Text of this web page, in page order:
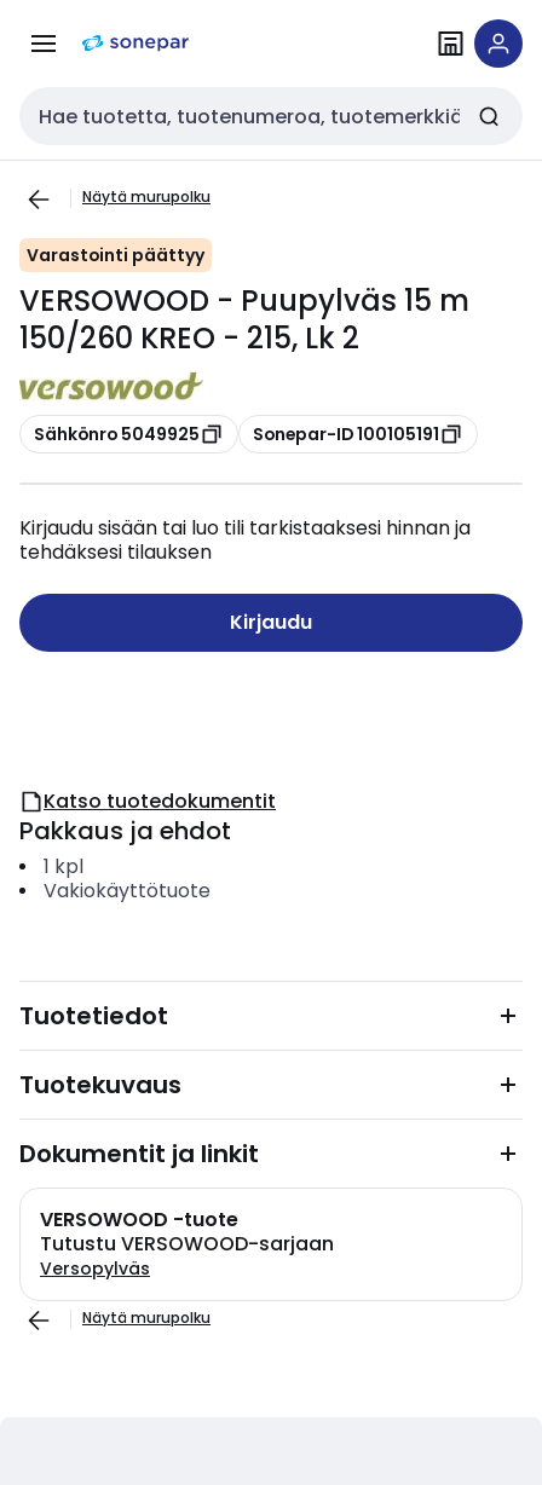
navigointiinsisältöön
Haku
Näytä murupolku
Varastointi päättyy
VERSOWOOD - Puupylväs 15 m
150/260 KREO - 215, Lk 2
Kopioi
Sähkönro 5049925 Kopioi
Sonepar-ID 100105191
Kirjaudu sisään tai luo tili tarkistaaksesi hinnan ja
tehdäksesi tilauksen
Kirjaudu
Katso tuotedokumentit
Pakkaus ja ehdot
1 kpl
Vakiokäyttötuote
Tuotetiedot
Tuotekuvaus
Dokumentit ja linkit
VERSOWOOD -tuote
Tutustu VERSOWOOD-sarjaan
Versopylväs
Näytä murupolku